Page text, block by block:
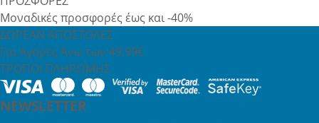
Μοναδικές προσφορές έως και -40%
ΔΩΡΕΑΝ ΑΠΟΣΤΟΛΕΣ
Για Αγορές Άνω των 49,99€
ΤΡΟΠΟΙ ΠΛΗΡΩΜΗΣ
NEWSLETTER